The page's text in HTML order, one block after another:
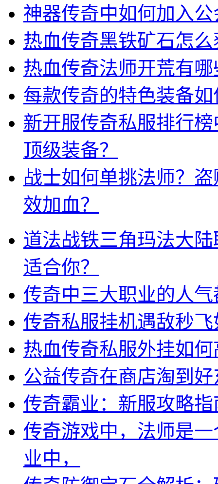
神器传奇中如何加入公
热血传奇黑铁矿石怎
热血传奇法师开荒有
每款传奇的特色装备
新开服传奇私服排行
顶级装备？
战士如何单挑法师？
效加血？
道法战铁三角玛法大
适合你？
传奇中三大职业的人
传奇私服挂机遇敌秒
热血传奇私服外挂如
公益传奇在商店淘到
传奇霸业：新服攻略
传奇游戏中，法师是
业中，